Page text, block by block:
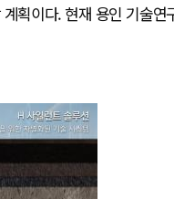
획이다. 현재 용인 기술연